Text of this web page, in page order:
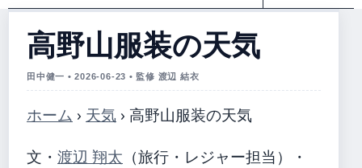
高野山服装の天気
田中健一 • 2026-06-23 • 監修 渡辺 結衣
ホーム › 天気 › 高野山服装の天気
文・ 渡辺 翔太 （旅行・レジャー担当）
・